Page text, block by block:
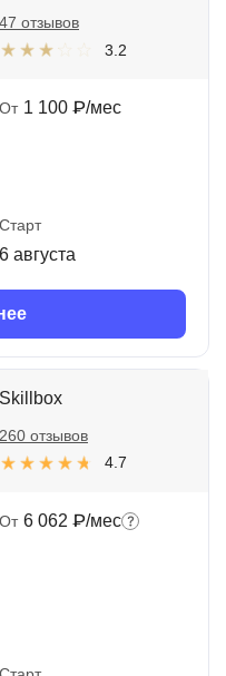
3.2
47 отзывов
От 1 100 ₽/мес
Старт
6 августа
Skillbox
4.7
260 отзывов
От 6 062 ₽/мес